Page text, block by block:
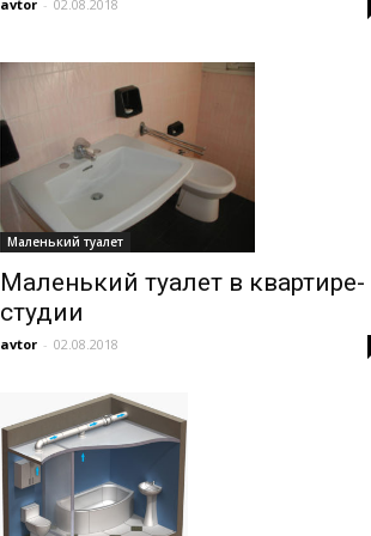
avtor - 02.08.2018
Маленький туалет
Маленький туалет в квартире-
студии
avtor - 02.08.2018